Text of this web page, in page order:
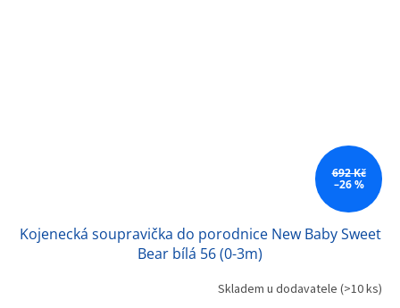
692 Kč
–26 %
Kojenecká soupravička do porodnice New Baby Sweet
Bear bílá 56 (0-3m)
Skladem u dodavatele (>10 ks)